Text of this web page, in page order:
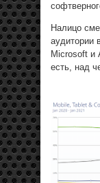
Налицо
аудитории
Microsoft и
есть, над